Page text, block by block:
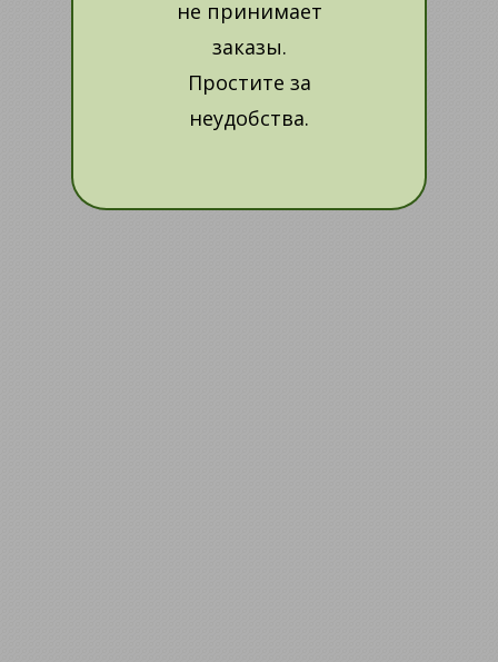
не принимает
заказы.
Простите за
неудобства.